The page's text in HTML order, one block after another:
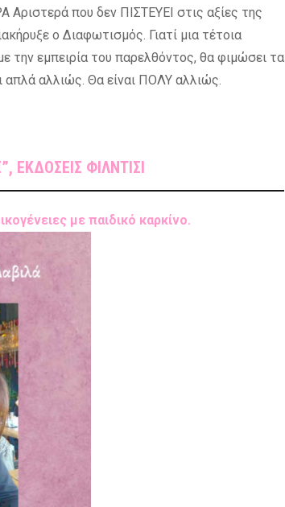
που δεν ΠΙΣΤΕΥΕΙ στις αξίες της
ο Διαφωτισμός. Γιατί μια τέτοια
την εμπειρία του παρελθόντος, θα φιμώσει τα
απλά αλλιώς. Θα είναι ΠΟΛΥ αλλιώς.
ΕΚΔΟΣΕΙΣ ΦΙΛΝΤΙΣΙ
με παιδικό καρκίνο.